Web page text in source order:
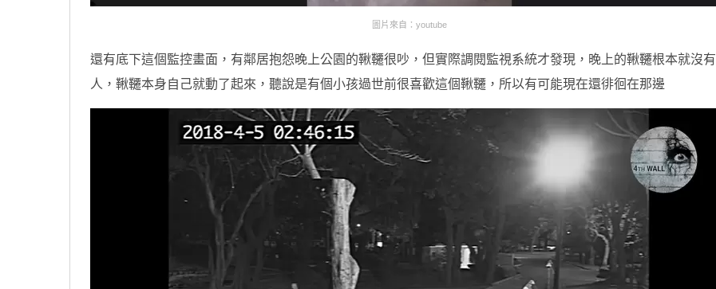
圖片來自：youtube
還有底下這個監控畫面，有鄰居抱怨晚上公園的鞦韆很吵，但實際調閱監視系統才發現，晚上的鞦韆根本就沒有
人，鞦韆本身自己就動了起來，聽說是有個小孩過世前很喜歡這個鞦韆，所以有可能現在還徘徊在那邊